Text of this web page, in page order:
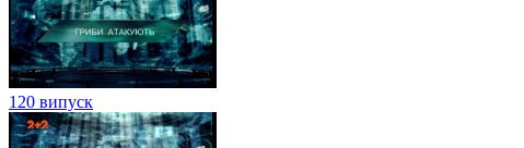
120 випуск